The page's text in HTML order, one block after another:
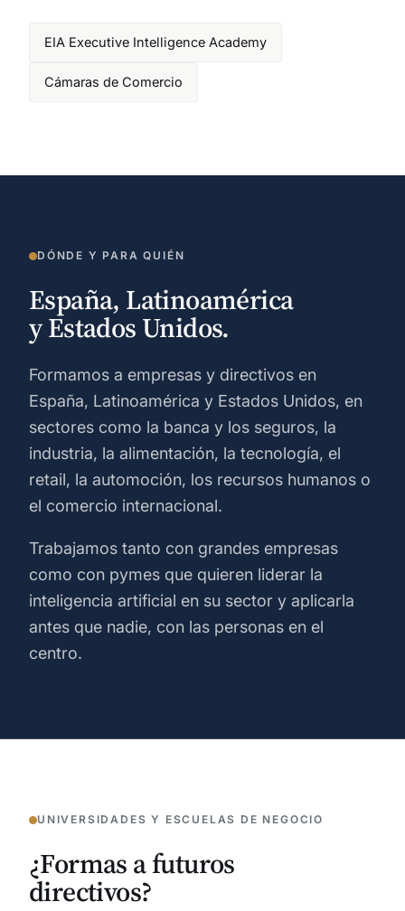
EIA Executive Intelligence Academy
Cámaras de Comercio
DÓNDE Y PARA QUIÉN
España, Latinoamérica
y Estados Unidos.
Formamos a empresas y directivos en
España, Latinoamérica y Estados Unidos, en
sectores como la banca y los seguros, la
industria, la alimentación, la tecnología, el
retail, la automoción, los recursos humanos o
el comercio internacional.
Trabajamos tanto con grandes empresas
como con pymes que quieren liderar la
inteligencia artificial en su sector y aplicarla
antes que nadie, con las personas en el
centro.
UNIVERSIDADES Y ESCUELAS DE NEGOCIO
¿Formas a futuros
directivos?